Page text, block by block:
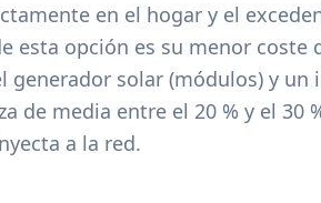
en el hogar y el
esta opción es su menor coste
solar (módulos) y un
de media entre el 20 % y el 30
a la red.